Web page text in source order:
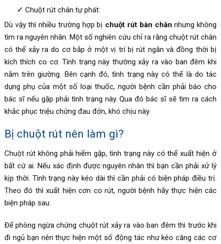
Chuột rút chân tự phát:
Dù vậy thì nhiều trường hợp bị chuột rút bàn chân nhưng không
tìm ra nguyên nhân. Một số nghiên cứu chỉ ra rằng chuột rút chân
có thể xảy ra do cơ bắp ở một vị trí bị rút ngắn và đồng thời bị
kích thích co cơ. Tình trạng này thường xảy ra vào ban đêm khi
nằm trên giường. Bên cạnh đó, tình trạng này có thể là do tác
dụng phụ của một số loại thuốc, người bệnh cần phải báo cho
bác sĩ nếu gặp phải tình trạng này. Qua đó bác sĩ sẽ tìm ra cách
khắc phục triệu chứng đau đớn, khó chịu này.
Bị chuột rút nên làm gì?
Chuột rút không phải hiếm gặp, tình trạng này có thể xuất hiện ở
bất cứ ai. Nếu xác định được nguyên nhân thì bạn cần phải xử lý
kịp thời. Tình trạng này kéo dài thì cần phải có biện pháp điều trị.
Theo đó thì xuất hiện cơn co rút, người bệnh hãy thực hiện các
biện pháp sau:
Để phòng ngừa chứng chuột rút xảy ra vào ban đêm thì trước khi
đi ngủ bạn nên thực hiện một số động tác như kéo căng các cơ